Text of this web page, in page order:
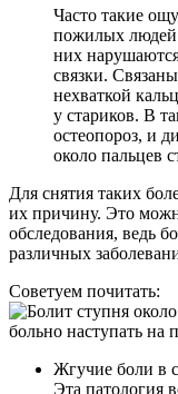
Часто такие
пожилых
них
связки.
нехваткой
у стариков. В
остеопороз, и
около пальцев
Для снятия таких
их причину. Это
обследования, ведь
различных
Советуем почитать:
больно наступать на
Жгучие боли в
Эта патология